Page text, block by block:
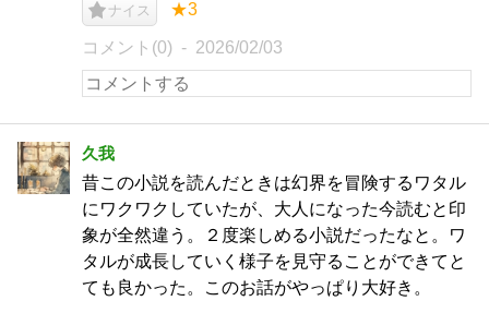
ナイス ★3
コメント(0) 2026/02/03
久我
昔この小説を読んだときは幻界を冒険するワタル
にワクワクしていたが、大人になった今読むと印
象が全然違う。２度楽しめる小説だったなと。ワ
タルが成長していく様子を見守ることができてと
ても良かった。このお話がやっぱり大好き。